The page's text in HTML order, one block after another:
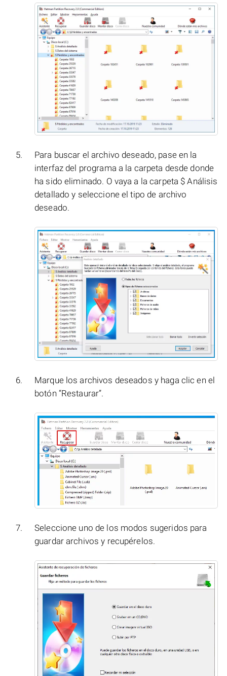
Para buscar el archivo deseado, pase en la
interfaz del programa a la carpeta desde donde
ha sido eliminado. O vaya a la carpeta $ Análisis
detallado y seleccione el tipo de archivo
deseado.
Marque los archivos deseados y haga clic en el
botón “Restaurar”.
Seleccione uno de los modos sugeridos para
guardar archivos y recupérelos.